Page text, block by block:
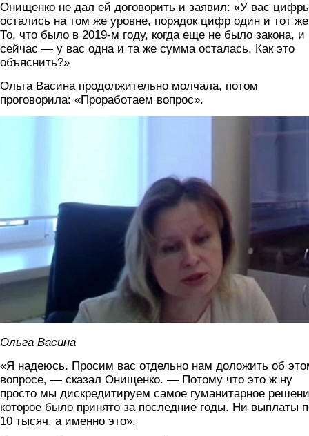
Онищенко не дал ей договорить и заявил: «У вас
остались на том же уровне, порядок цифр один и тот
То, что было в 2019-м году, когда еще не было закона, и
сейчас — у вас одна и та же сумма осталась. Как это
объяснить?»
Ольга Васина продолжительно молчала, потом
проговорила: «Проработаем вопрос».
Ольга Васина
«Я надеюсь. Просим вас отдельно нам доложить об
вопросе, — сказал Онищенко. — Потому что это ж ну
просто мы дискредитируем самое гуманитарное
которое было принято за последние годы. Ни выплаты
10 тысяч, а именно это».